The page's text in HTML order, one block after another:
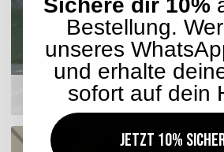
Outdoor Kissen
Sichere dir 10%
Bestellung.
unseres
und erhalte
sofort auf dein
Jetzt 10%